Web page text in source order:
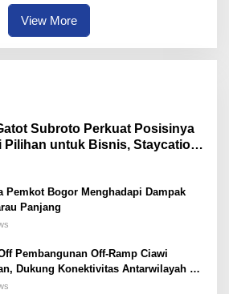
View More
Subroto Perkuat Posisinya
Pilihan untuk Bisnis, Staycation,
di Jakarta Selatan
Pemkot Bogor Menghadapi Dampak
Panjang
Pembangunan Off-Ramp Ciawi
Dukung Konektivitas Antarwilayah di
Selatan